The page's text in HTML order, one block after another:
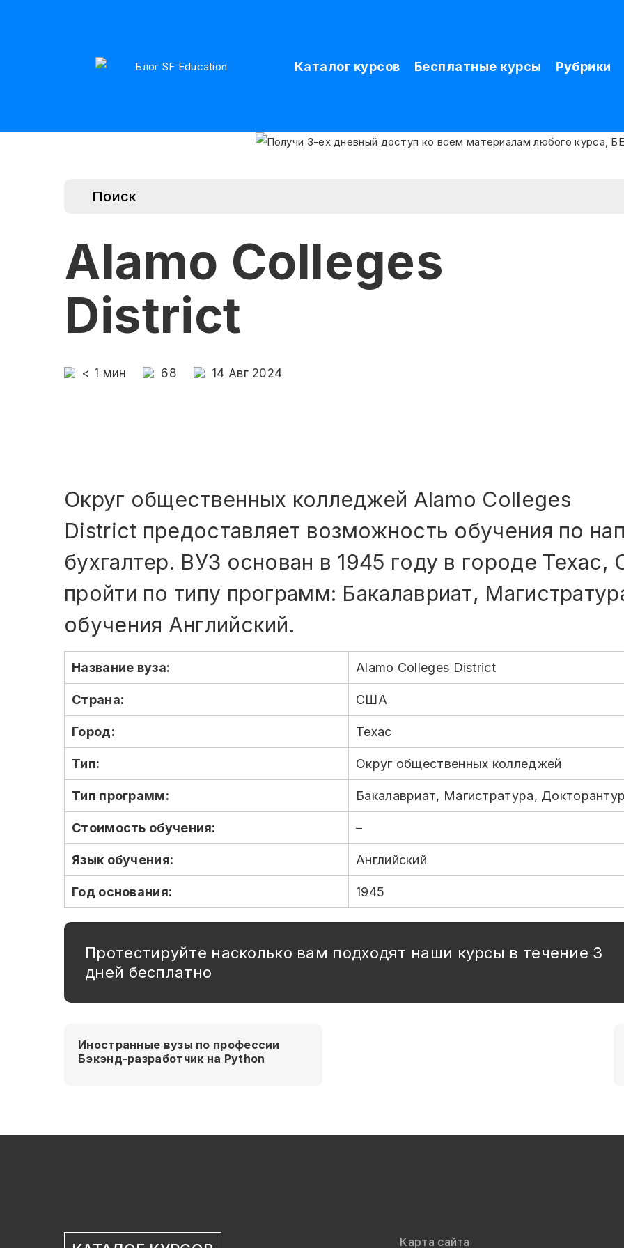
Каталог курсов Бесплатные курсы Рубрики
Alamo Colleges
District
< 1 мин 68 14 Авг 2024
Округ общественных колледжей Alamo Colleges
District предоставляет возможность обучения по
бухгалтер. ВУЗ основан в 1945 году в городе
пройти по типу программ: Бакалавриат,
обучения Английский.
Название вуза: Alamo Colleges District
Страна: США
Город: Техас
Тип: Округ общественных колледжей
Тип программ: Бакалавриат, Магистратура,
Стоимость обучения: –
Язык обучения: Английский
Год основания: 1945
Протестируйте насколько вам подходят наши курсы в течение 3
дней бесплатно
Иностранные вузы по профессии
Бэкэнд-разработчик на Python
Карта сайта